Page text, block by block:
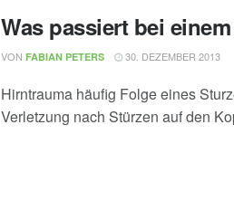
Was passiert bei
VON FABIAN PETERS 30. DEZEMBER 2013
Hirntrauma häufig Folge eines
Verletzung nach Stürzen auf den